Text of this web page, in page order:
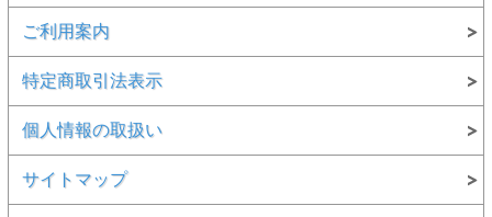
ご利用案内
特定商取引法表示
個人情報の取扱い
サイトマップ